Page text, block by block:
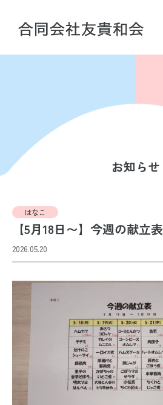
お知らせ
はなこ
【5月18日〜】今週の献立表
2026.05.20